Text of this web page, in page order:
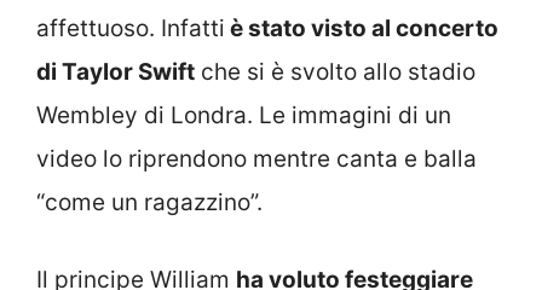
affettuoso. Infatti è stato visto al concerto
di Taylor Swift che si è svolto allo stadio
Wembley di Londra. Le immagini di un
video lo riprendono mentre canta e balla
“come un ragazzino”.
Il principe William ha voluto festeggiare